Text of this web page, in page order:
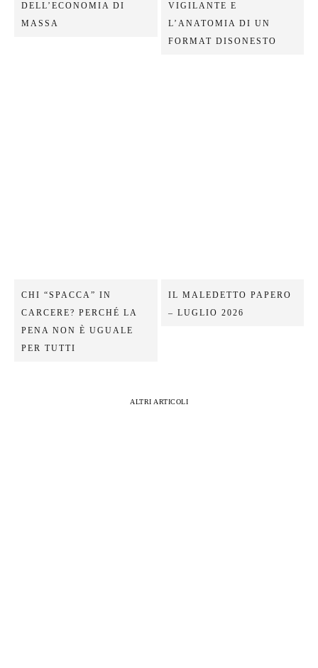
DELL’ECONOMIA DI
MASSA
VIGILANTE E
L’ANATOMIA DI UN
FORMAT DISONESTO
CHI “SPACCA” IN
CARCERE? PERCHÉ LA
PENA NON È UGUALE
PER TUTTI
IL MALEDETTO PAPERO
– LUGLIO 2026
ALTRI ARTICOLI